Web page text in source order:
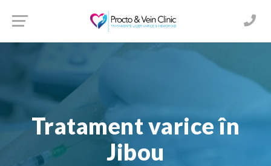
Tratament varice în
Jibou